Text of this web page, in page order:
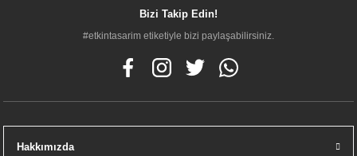
Bizi Takip Edin!
#etkintasarim etiketiyle bizi paylaşabilirsiniz.
Hakkımızda